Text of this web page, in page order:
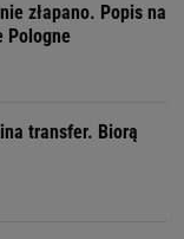
złapano. Popis na
Pologne
transfer. Biorą